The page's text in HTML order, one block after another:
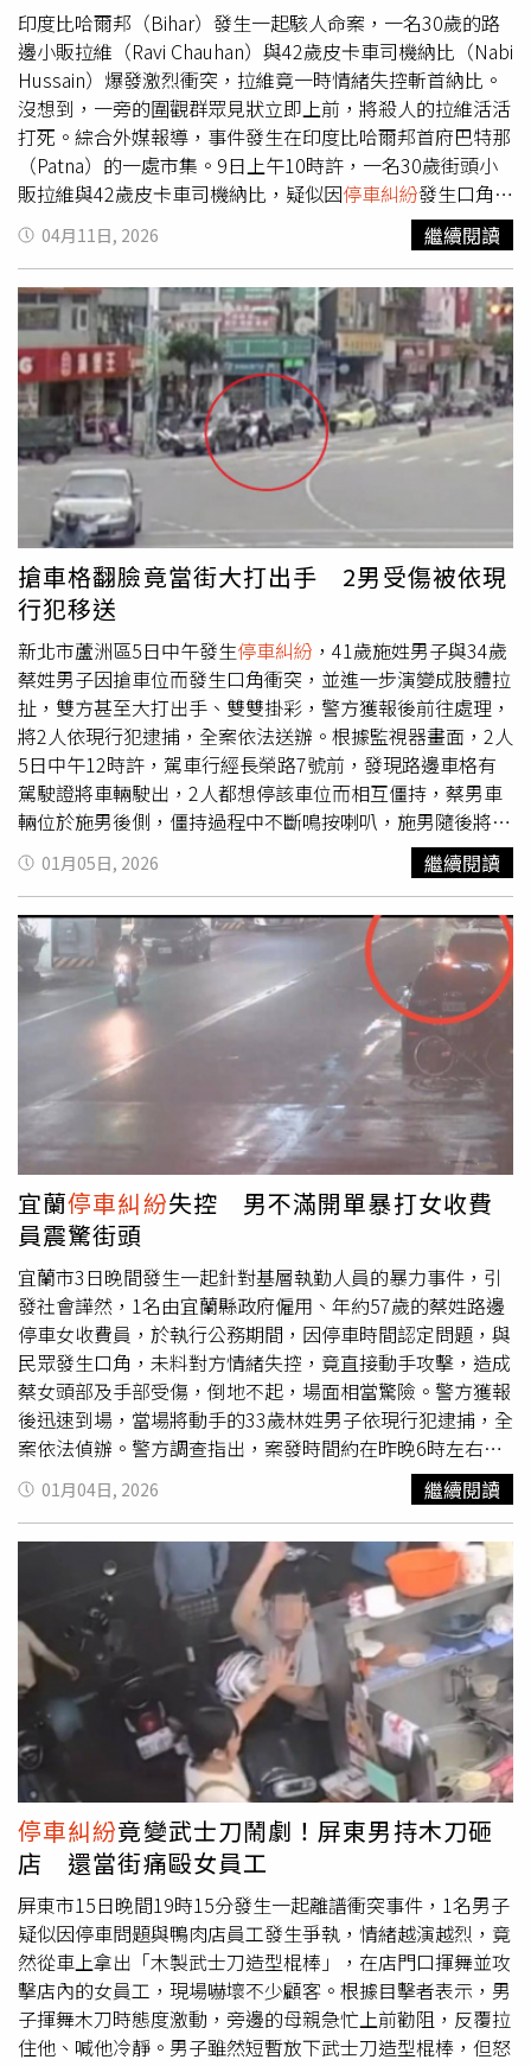
印度比哈爾邦（Bihar）發生一起駭人命案，一名30歲的路
邊小販拉維（Ravi Chauhan）與42歲皮卡車司機納比（Nabi
Hussain）爆發激烈衝突，拉維竟一時情緒失控斬首納比。
沒想到，一旁的圍觀群眾見狀立即上前，將殺人的拉維活活
打死。綜合外媒報導，事件發生在印度比哈爾邦首府巴特那
（Patna）的一處市集。9日上午10時許，一名30歲街頭小
販拉維與42歲皮卡車司機納比，疑似因停車糾紛發生口角，
2人爭吵時，拉維竟一時情緒失控，持刀刺傷納比的腹部並
斬首。犯案後，拉維隨即傻站在原地，目擊群眾見狀驚嚇不
已，不過很快就有人出手制伏拉維，接著群眾拿起棍棒與磚
頭對他進行圍毆。警方獲報趕到後，拉維已被打到重傷，送
醫後仍不治身亡。事件發生後，有大批民眾情緒相當激動，
甚至出現破壞商店與封路情況，警方當時已加派人力，穩定
秩序。負責調查的警官庫馬爾（Jitendra Kumar）也透露，
2名死者的遺體已送交法醫檢驗，凶器也已被查扣，警方將
針對參與毆打致死的民眾展開調查，依法追究責任。
04月11日, 2026 繼續閱讀
搶車格翻臉竟當街大打出手 2男受傷被依現
行犯移送
新北市蘆洲區5日中午發生停車糾紛 ，41歲施姓男子與34歲
蔡姓男子因搶車位而發生口角衝突，並進一步演變成肢體拉
扯，雙方甚至大打出手、雙雙掛彩，警方獲報後前往處理，
將2人依現行犯逮捕，全案依法送辦。根據監視器畫面，2人
5日中午12時許，駕車行經長榮路7號前，發現路邊車格有
駕駛證將車輛駛出，2人都想停該車位而相互僵持，蔡男車
輛位於施男後側，僵持過程中不斷鳴按喇叭，施男隨後將車
子停進車位，雙方下車理論。雙方一言不合、越吵越烈，甚
至演變成肢體衝突並大打出手，警方獲報後到場處理，發現
施男右手拳頭擦挫傷、左臉頰紅腫，蔡男則是頭部、臉部、
頸部等多處擦挫傷，將2人分別送往市立三重醫院和新光醫
院救治，訊後則將他們依傷害罪現行犯帶回偵訊後移送地檢
署偵辦。警方呼籲，民眾遇事應理性平和，勿使用暴力，只
要動手警方均會依法究辦，不管打贏打輸均要送法院，得不
01月05日, 2026 繼續閱讀
宜蘭停車糾紛失控 男不滿開單暴打女收費
員震驚街頭
宜蘭市3日晚間發生一起針對基層執勤人員的暴力事件，引
發社會譁然，1名由宜蘭縣政府僱用、年約57歲的蔡姓路邊
停車女收費員，於執行公務期間，因停車時間認定問題，與
民眾發生口角，未料對方情緒失控，竟直接動手攻擊，造成
蔡女頭部及手部受傷，倒地不起，場面相當驚險。警方獲報
後迅速到場，當場將動手的33歲林姓男子依現行犯逮捕，全
案依法偵辦。警方調查指出，案發時間約在昨晚6時左右，
地點位於宜蘭市中山路三段，當時蔡姓女收費員依規定沿路
開立路邊停車繳費單，卻與1輛自小客車的乘客，對於停車
是否超過15分鐘免費時限產生認知差異。坐在副駕駛座的林
姓男子認為車輛尚未超時，不滿被開單，先以言語質疑，隨
後情緒逐漸升高。過程中，林男突然下車，未經任何警告便
徒手攻擊蔡姓女收費員，導致其頭部與手部多處挫傷，甚至
一度倒地不起。目擊民眾見狀立即報警，轄區警方趕抵後迅
速控制現場，將林男帶回派出所調查。蔡姓女收費員則被緊
急送醫，經醫師診斷為輕微腦震盪及肢體挫傷，所幸治療後
無生命危險，已返家休養。警方表示，林男行為已涉及妨害
公務、傷害及恐嚇等罪嫌，後續將移送宜蘭地檢署偵辦。宜
蘭縣政府交通處長黃志良也嚴正譴責此一暴力行為，強調基
層收費員在夜晚寒風細雨中，依法執行公務卻遭無端攻擊，
縣府深感不捨，並將全力支持司法單位嚴辦，以維護第一線
人員安全。警方同時呼籲，民眾若對停車收費或相關執法有
疑義，應透過合法、理性的管道反映，切勿以言語或暴力方
式解決紛爭，任何暴力行為都將依法究辦，絕不寬貸。
01月04日, 2026 繼續閱讀
停車糾紛竟變武士刀鬧劇！屏東男持木刀砸
店 還當街痛毆女員工
屏東市15日晚間19時15分發生一起離譜衝突事件，1名男子
疑似因停車問題與鴨肉店員工發生爭執，情緒越演越烈，竟
然從車上拿出「木製武士刀造型棍棒」，在店門口揮舞並攻
擊店內的女員工，現場嚇壞不少顧客。根據目擊者表示，男
子揮舞木刀時態度激動，旁邊的母親急忙上前勸阻，反覆拉
住他、喊他冷靜。男子雖然短暫放下武士刀造型棍棒，但怒